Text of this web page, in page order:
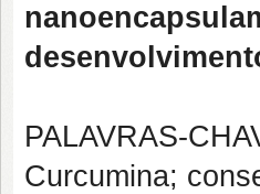
PALAVRAS-
Curcumina;